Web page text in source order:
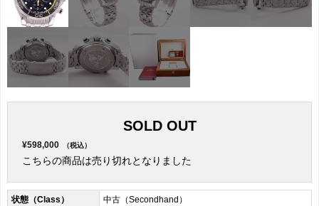
SOLD OUT
¥598,000 （税込）
こちらの商品は売り切れとなりました
状態（Class）
中古（Secondhand）